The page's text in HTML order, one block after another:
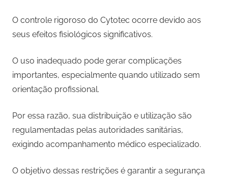
O controle rigoroso do Cytotec ocorre devido aos
seus efeitos fisiológicos significativos.
O uso inadequado pode gerar complicações
importantes, especialmente quando utilizado sem
orientação profissional.
Por essa razão, sua distribuição e utilização são
regulamentadas pelas autoridades sanitárias,
exigindo acompanhamento médico especializado.
O objetivo dessas restrições é garantir a segurança